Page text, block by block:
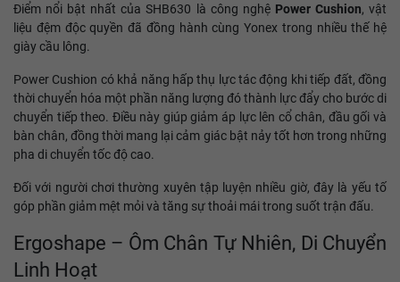
Điểm nổi bật nhất của SHB630 là công nghệ Power Cushion, vật
liệu đệm độc quyền đã đồng hành cùng Yonex trong nhiều thế hệ
giày cầu lông.
Power Cushion có khả năng hấp thụ lực tác động khi tiếp đất, đồng
thời chuyển hóa một phần năng lượng đó thành lực đẩy cho bước di
chuyển tiếp theo. Điều này giúp giảm áp lực lên cổ chân, đầu gối và
bàn chân, đồng thời mang lại cảm giác bật nảy tốt hơn trong những
pha di chuyển tốc độ cao.
Đối với người chơi thường xuyên tập luyện nhiều giờ, đây là yếu tố
góp phần giảm mệt mỏi và tăng sự thoải mái trong suốt trận đấu.
Ergoshape – Ôm Chân Tự Nhiên, Di Chuyển
Linh Hoạt